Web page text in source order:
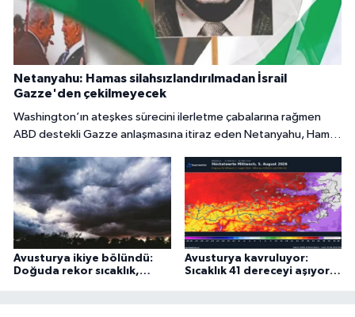
Netanyahu: Hamas silahsızlandırılmadan İsrail
Gazze'den çekilmeyecek
Washington’ın ateşkes sürecini ilerletme çabalarına rağmen
ABD destekli Gazze anlaşmasına itiraz eden Netanyahu, Hamas
çekilmeyeceğini söyledi.
Avusturya ikiye bölündü:
Doğuda rekor sıcaklık,
Avusturya kavruluyor:
Sıcaklık 41 dereceyi aşıyor,